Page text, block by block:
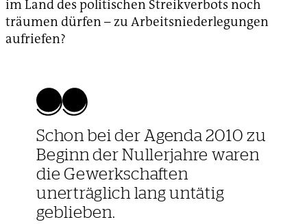
im Land des politischen Streikverbots noch
träumen dürfen – zu Arbeitsniederlegungen
aufriefen?
Schon bei der Agenda 2010 zu
Beginn der Nullerjahre waren
die Gewerkschaften
unerträglich lang untätig
geblieben.